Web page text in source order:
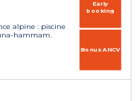
alpine : piscine
hammam.
Early
booking
Bonus ANCV